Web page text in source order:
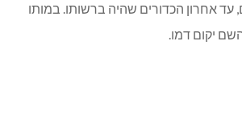
עד אחרון הכדורים שהיה ברשותו. במותו
יקום דמו.